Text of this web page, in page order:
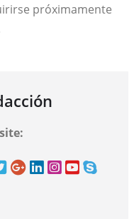
próximamente